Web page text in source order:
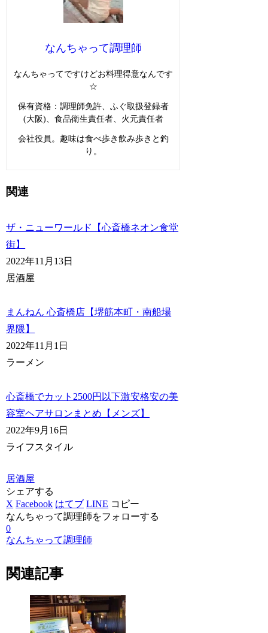
なんちゃって調理師
なんちゃってですけどお料理得意なんです
☆
保有資格：調理師免許、ふぐ取扱登録者
(大阪)、食品衛生責任者、火元責任者
会社役員。趣味は食べ歩き飲み歩きと釣
り。
関連
ザ・ニューワールド【心斎橋ネオン食堂
街】
2022年11月13日
居酒屋
まんねん 心斎橋店【堺筋本町・南船場
界隈】
2022年11月1日
ラーメン
心斎橋でカット2500円以下激安格安の美
容室ヘアサロンまとめ【メンズ】
2022年9月16日
ライフスタイル
居酒屋
シェアする
X Facebook はてブ LINE コピー
なんちゃって調理師をフォローする
0
なんちゃって調理師
関連記事